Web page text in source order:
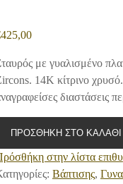
425,00
με γυαλισμένο
14Κ κίτρινο
διαστάσεις
ΠΡΟΣΘΉΚΗ ΣΤΟ ΚΑΛΆΘΙ
στην λίστα
Βάπτισης,